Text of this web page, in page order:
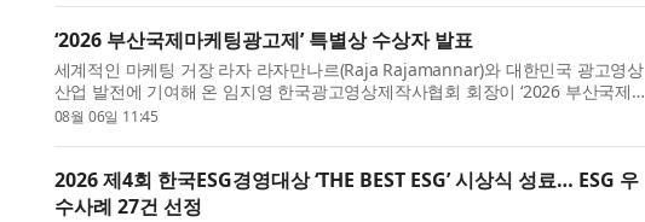
‘2026 부산국제마케팅광고제’ 특별상 수상자 발표
세계적인 마케팅 거장 라자 라자만나르(Raja Rajamannar)와 대한민국 광고영상
산업 발전에 기여해 온 임지영 한국광고영상제작사협회 회장이 ‘2026 부산국제마
케팅광고제(MAD STARS 2026)’에서 특별상을 수상한다. 부산국제마케팅광고제
08월 06일 11:45
2026 제4회 한국ESG경영대상 ‘THE BEST ESG’ 시상식 성료… ESG 우
수사례 27건 선정